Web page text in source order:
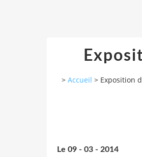
> Accueil > Exposition
Le 09 - 03 - 2014